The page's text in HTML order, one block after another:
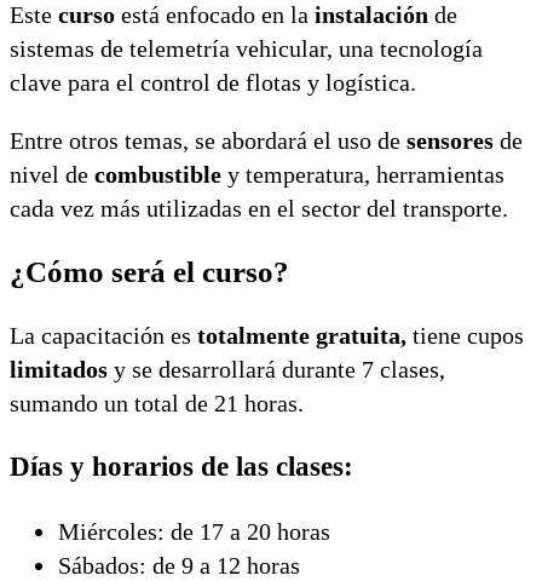
Este curso está enfocado en la instalación de
sistemas de telemetría vehicular, una tecnología
clave para el control de flotas y logística.
Entre otros temas, se abordará el uso de sensores de
nivel de combustible y temperatura, herramientas
cada vez más utilizadas en el sector del transporte.
¿Cómo será el curso?
La capacitación es totalmente gratuita, tiene cupos
limitados y se desarrollará durante 7 clases,
sumando un total de 21 horas.
Días y horarios de las clases:
Miércoles: de 17 a 20 horas
Sábados: de 9 a 12 horas